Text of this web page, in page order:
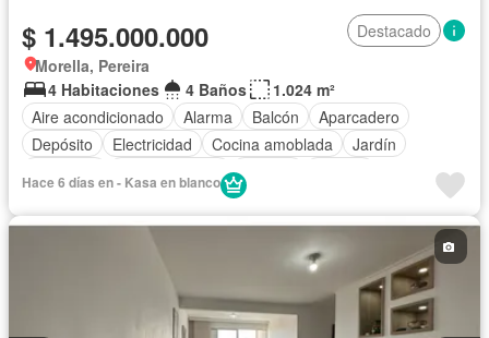
$ 1.495.000.000
Destacado
Morella, Pereira
4 Habitaciones
4 Baños
1.024 m²
Aire acondicionado
Alarma Balcón
Aparcadero
Depósito
Electricidad Cocina amoblada
Jardín
Internet
Vista panorámica
Cuarto de servicio
Agua
Hace 6 días en - Kasa en blanco